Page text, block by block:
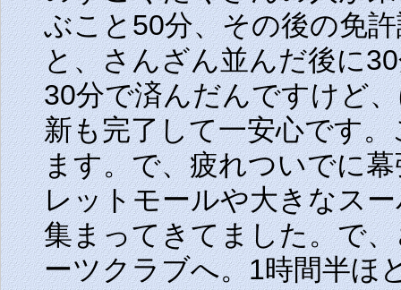
ぶこと50分、その後の免
と、さんざん並んだ後に
30分で済んだんですけど
新も完了して一安心です
ます。で、疲れついでに
レットモールや大きなス
集まってきてました。で
ーツクラブへ。1時間半ほ